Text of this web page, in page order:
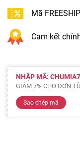
Mã
Cam kết
NHẬP MÃ: CHUMIA7
GIẢM 7% CHO ĐƠN
Sao chép mã